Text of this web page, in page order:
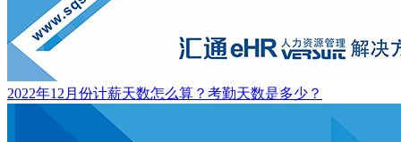
2022年12月份计薪天数怎么算？考勤天数是多少？